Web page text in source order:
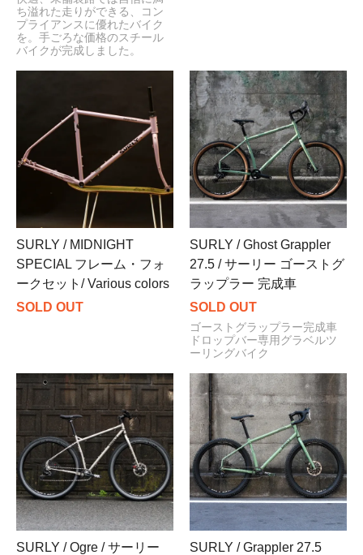
ち溢れた走りができる、コン
プライアンスに優れたバイク
を。手ごろな価格のスチール
バイクが完成しました。
SURLY / MIDNIGHT
SPECIAL フレーム・フォ
ークセット/ Various colors
SOLD OUT
SURLY / Ghost Grappler
27.5 / サーリー ゴーストグ
ラップラー 完成車
SOLD OUT
ゴーストグラップラー完成車
ドロップバー専用グラベルツ
ーリングバイク
SURLY / Ogre / サーリー
SURLY / Grappler 27.5